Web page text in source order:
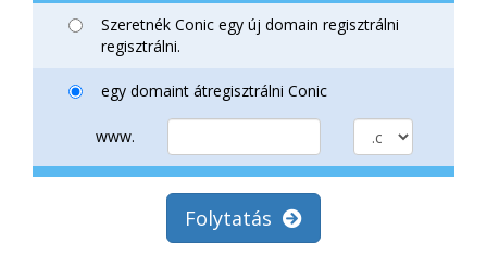
Szeretnék Conic egy új domain regisztrálni
regisztrálni.
egy domaint átregisztrálni Conic
www.
Folytatás